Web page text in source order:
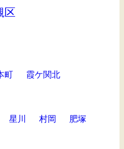
区
町 霞ケ関北
星川 村岡 肥塚